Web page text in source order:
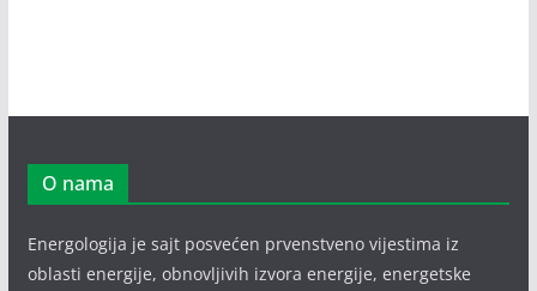
O nama
Energologija je sajt posvećen prvenstveno vijestima iz
oblasti energije, obnovljivih izvora energije, energetske